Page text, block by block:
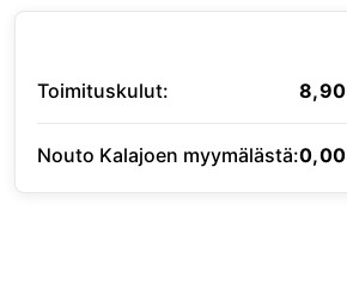
Toimituskulut: 8,90
Nouto Kalajoen myymälästä:0,00